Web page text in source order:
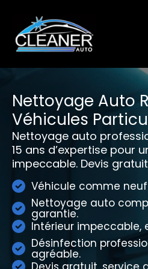
contenu
Nettoyage Auto
Véhicules
Nettoyage auto
15 ans d’expertise pour
impeccable. Devis
Véhicule comme
Nettoyage auto
garantie.
Intérieur impeccable,
Désinfection
agréable.